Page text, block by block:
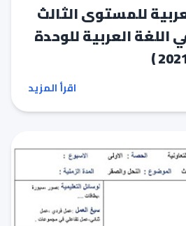
للمستوى الثالث
العربية للوحدة
اقرأ المزيد